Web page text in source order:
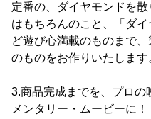
定番の、ダイヤモンドを
はもちろんのこと、「ダ
ど遊び心満載のものまで
のものをお作りいたします
3.商品完成までを、プロの
メンタリー・ムービーに！